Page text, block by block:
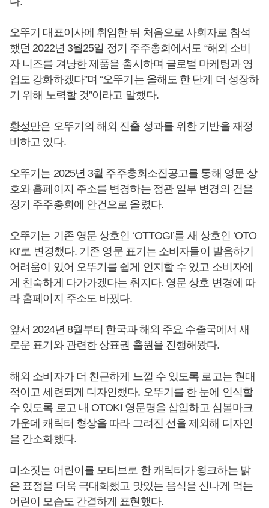
오뚜기 대표이사에 취임한 뒤 처음으로 사회자로 참석
했던 2022년 3월25일 정기 주주총회에서도 “해외 소비
자 니즈를 겨냥한 제품을 출시하며 글로벌 마케팅과 영
업도 강화하겠다”며 “오뚜기는 올해도 한 단계 더 성장하
기 위해 노력할 것”이라고 말했다.
황성만은 오뚜기의 해외 진출 성과를 위한 기반을 재정
비하고 있다.
오뚜기는 2025년 3월 주주총회소집공고를 통해 영문 상
호와 홈페이지 주소를 변경하는 정관 일부 변경의 건을
정기 주주총회에 안건으로 올렸다.
오뚜기는 기존 영문 상호인 ‘OTTOGI’를 새 상호인 ‘OTO
KI’로 변경했다. 기존 영문 표기는 소비자들이 발음하기
어려움이 있어 오뚜기를 쉽게 인지할 수 있고 소비자에
게 친숙하게 다가가겠다는 취지다. 영문 상호 변경에 따
라 홈페이지 주소도 바꿨다.
앞서 2024년 8월부터 한국과 해외 주요 수출국에서 새
로운 표기와 관련한 상표권 출원을 진행해왔다.
해외 소비자가 더 친근하게 느낄 수 있도록 로고는 현대
적이고 세련되게 디자인했다. 오뚜기를 한 눈에 인식할
수 있도록 로고 내 OTOKI 영문명을 삽입하고 심볼마크
가운데 캐릭터 형상을 따라 그려진 선을 제외해 디자인
을 간소화했다.
미소짓는 어린이를 모티브로 한 캐릭터가 윙크하는 밝
은 표정을 더욱 극대화했고 맛있는 음식을 신나게 먹는
어린이 모습도 간결하게 표현했다.